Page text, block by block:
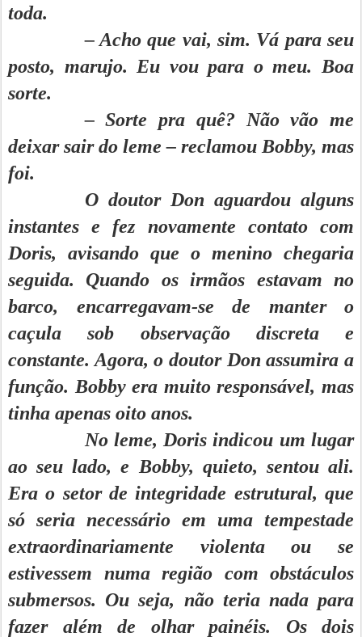
toda.
– Acho que vai, sim. Vá para seu
posto, marujo. Eu vou para o meu. Boa
sorte.
– Sorte pra quê? Não vão me
deixar sair do leme – reclamou Bobby, mas
foi.
O doutor Don aguardou alguns
instantes e fez novamente contato com
Doris, avisando que o menino chegaria
seguida. Quando os irmãos estavam no
barco, encarregavam-se de manter o
caçula sob observação discreta e
constante. Agora, o doutor Don assumira a
função. Bobby era muito responsável, mas
tinha apenas oito anos.
No leme, Doris indicou um lugar
ao seu lado, e Bobby, quieto, sentou ali.
Era o setor de integridade estrutural, que
só seria necessário em uma tempestade
extraordinariamente violenta ou se
estivessem numa região com obstáculos
submersos. Ou seja, não teria nada para
fazer além de olhar painéis. Os dois